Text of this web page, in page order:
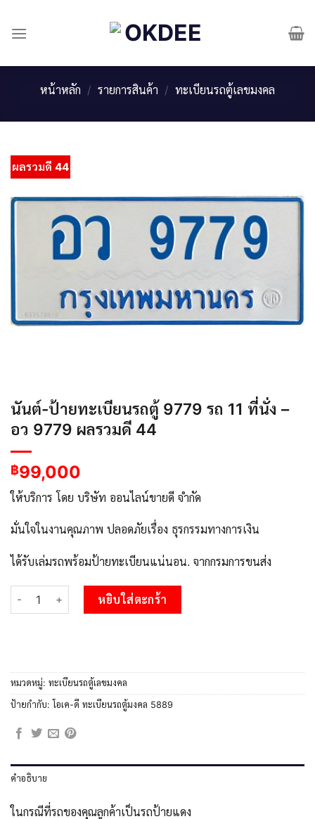
content
หน้าหลัก / รายการสินค้า / ทะเบียนรถตู้เลขมงคล
ผลรวมดี 44
นันต์-ป้ายทะเบียนรถตู้ 9779 รถ 11 ที่นั่ง –
อว 9779 ผลรวมดี 44
฿99,000
ให้บริการ โดย บริษัท ออนไลน์ขายดี จำกัด
มั่นใจในงานคุณภาพ ปลอดภัยเรื่อง ธุรกรรมทางการเงิน
ได้รับเล่มรถพร้อมป้ายทะเบียนแน่นอน. จากกรมการขนส่ง
จำนวน นันต์-ป้ายทะเบียนรถตู้ 9779 รถ 11 ที่นั่ง - อว 9779 ผลรวม
หยิบใส่ตะกร้า
หมวดหมู่: ทะเบียนรถตู้เลขมงคล
ป้ายกำกับ: โอเค-ดี ทะเบียนรถตู้มงคล 5889
คำอธิบาย
ในกรณีที่รถของคุณลูกค้าเป็นรถป้ายแดง